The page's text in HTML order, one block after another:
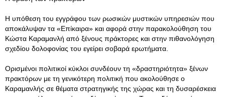
Η υπόθεση του εγγράφου των ρωσικών μυστικών υπηρεσιών που
αποκάλυψαν τα «Επίκαιρα» και αφορά στην παρακολούθηση του
Κώστα Καραμανλή από ξένους πράκτορες και στην πιθανολόγηση
σχεδίου δολοφονίας του εγείρει σοβαρά ερωτήματα.
Ορισμένοι πολιτικοί κύκλοι συνδέουν τη «δραστηριότητα» ξένων
πρακτόρων με τη γενικότερη πολιτική που ακολούθησε ο
Καραμανλής σε θέματα στρατηγικής της χώρας και τη δυσαρέσκεια